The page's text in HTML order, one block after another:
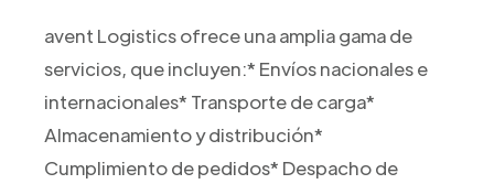
avent Logistics ofrece una amplia gama de
servicios, que incluyen:* Envíos nacionales e
internacionales* Transporte de carga*
Almacenamiento y distribución*
Cumplimiento de pedidos* Despacho de